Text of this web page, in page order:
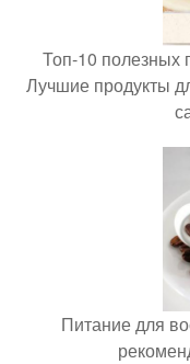
Топ-10 полезных
Лучшие продукты
Питание для